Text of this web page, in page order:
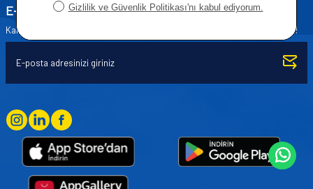
E-Bülten Aboneliği
Kampanya ve yeniliklerden haberdar olmak için e-bültenimize abone olun!